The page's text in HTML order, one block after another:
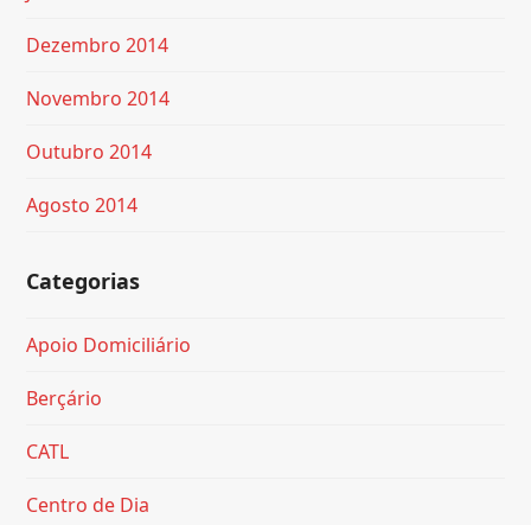
Dezembro 2014
Novembro 2014
Outubro 2014
Agosto 2014
Categorias
Apoio Domiciliário
Berçário
CATL
Centro de Dia